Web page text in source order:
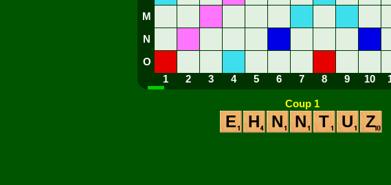
M
N
O
1
2 3 4 5 6 7 8 9 10
Coup 1
E H N N T U Z